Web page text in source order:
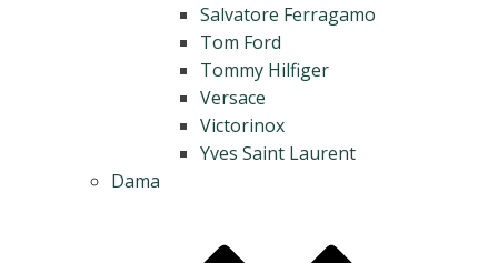
Salvatore Ferragamo
Tom Ford
Tommy Hilfiger
Versace
Victorinox
Yves Saint Laurent
Dama